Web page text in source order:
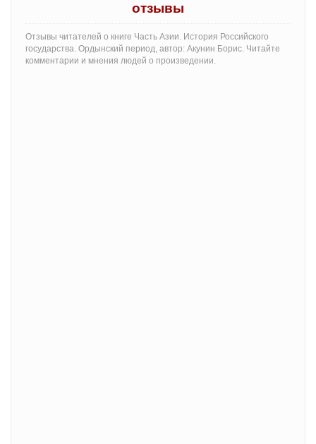
отзывы
Отзывы читателей о книге Часть Азии. История Российского
государства. Ордынский период, автор: Акунин Борис. Читайте
комментарии и мнения людей о произведении.